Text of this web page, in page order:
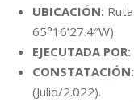
UBICACIÓN:
65°16’27.4″W).
EJECUTADA POR:
CONSTATACIÓN:
(Julio/2.022).